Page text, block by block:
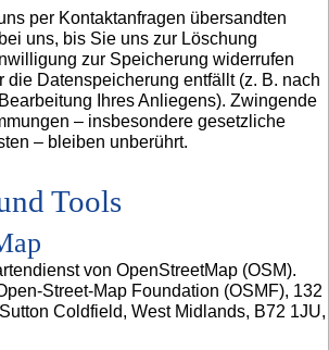
per Kontaktanfragen übersandten
uns, bis Sie uns zur Löschung
zur Speicherung widerrufen
die Datenspeicherung entfällt (z. B. nach
Ihres Anliegens). Zwingende
– insbesondere gesetzliche
– bleiben unberührt.
Tools
von OpenStreetMap (OSM).
Street-Map Foundation (OSMF), 132
Coldfield, West Midlands, B72 1JU,